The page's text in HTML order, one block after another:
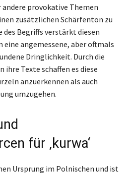
provokative Themen
zusätzlichen Schärfenton zu
des Begriffs verstärkt diesen
eine angemessene, aber oftmals
Dringlichkeit. Durch die
ihre Texte schaffen es diese
anzuerkennen als auch
umzugehen.
für ‚kurwa‘
Ursprung im Polnischen und ist